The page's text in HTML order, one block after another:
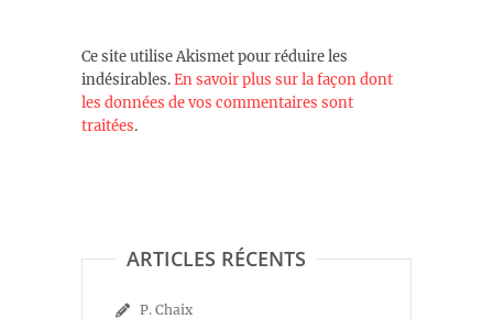
Ce site utilise Akismet pour réduire les
indésirables.En savoir plus sur la façon dont
les données de vos commentaires sont
traitées.
ARTICLES RÉCENTS
P. Chaix